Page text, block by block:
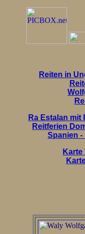
Reiten in
Ra Estalan
Reitferien
Spanien -